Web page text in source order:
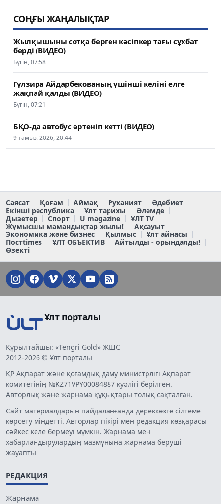
СОҢҒЫ ЖАҢАЛЫҚТАР
Жылқышыны сотқа берген кәсіпкер тағы сұхбат
берді (ВИДЕО)
Бүгін, 07:58
Гүлзира Айдарбекованың үшінші келіні елге
жақпай қалды (ВИДЕО)
Бүгін, 07:21
БҚО-да автобус өртеніп кетті (ВИДЕО)
9 тамыз, 2026, 20:44
Саясат Қоғам Аймақ Руханият
Әдебиет
Екінші республика
Ұлт тарихы
Әлемде
Дызетер
Спорт U magazine
ҰЛТ TV
Жұмысшы мамандықтар жылы!
Ақсауыт
Экономика және бизнес
Қылмыс
Ұлт айнасы
Постtimes
ҰЛТ ОБЪЕКТИВ
Айтылды - орындалды!
Өзекті
Ұлт порталы
Құрылтайшы: «Tengri Gold» ЖШС
2012-2026 © Ұлт порталы
ҚР Ақпарат және қоғамдық даму министрлігі Ақпарат
комитетінің №KZ71VPY00084887 куәлігі берілген.
Авторлық және жарнама құқықтары толық сақталған.
Сайт материалдарын пайдаланғанда дереккөзге сілтеме
көрсету міндетті. Авторлар пікірі мен редакция көзқарасы
сәйкес келе бермеуі мүмкін. Жарнама мен
хабарландырулардың мазмұнына жарнама беруші
жауапты.
РЕДАКЦИЯ
Жарнама